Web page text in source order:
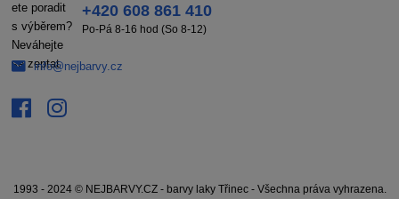
+420 608 861 410
Po-Pá 8-16 hod (So 8-12)
info@nejbarvy.cz
1993 - 2024 © NEJBARVY.CZ - barvy laky Třinec - Všechna práva vyhrazena.